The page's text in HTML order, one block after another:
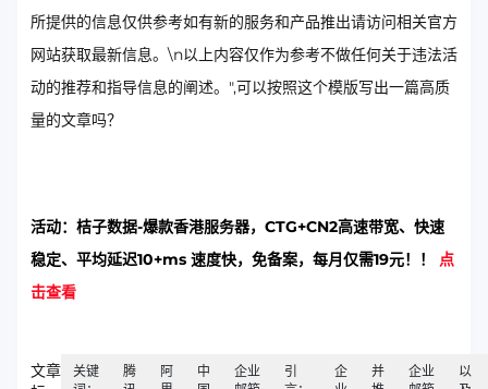
所提供的信息仅供参考如有新的服务和产品推出请访问相关官方
网站获取最新信息。\n以上内容仅作为参考不做任何关于违法活
动的推荐和指导信息的阐述。",可以按照这个模版写出一篇高质
量的文章吗？
活动：桔子数据-爆款香港服务器，CTG+CN2高速带宽、快速
稳定、平均延迟10+ms 速度快，免备案，每月仅需19元！！ 点
击查看
文章
关键
腾
阿
中
企业
引
企
并
企业
以